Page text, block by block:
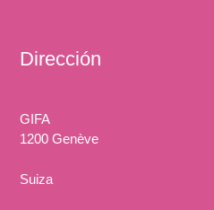
Dirección
GIFA
1200 Genève
Suiza